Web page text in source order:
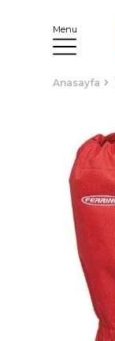
Menu
Anasayfa